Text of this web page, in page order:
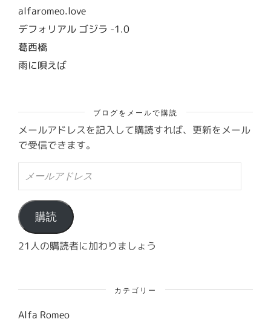
alfaromeo.love
デフォリアル ゴジラ -1.0
葛西橋
雨に唄えば
ブログをメールで購読
メールアドレスを記入して購読すれば、更新をメール
で受信できます。
ル
ア
ド
レ
ス
購読
21人の購読者に加わりましょう
カテゴリー
Alfa Romeo